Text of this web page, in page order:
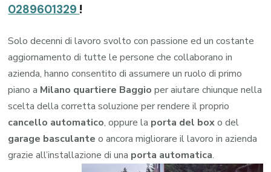
0289601329 !
Solo decenni di lavoro svolto con passione ed un costante
aggiornamento di tutte le persone che collaborano in
azienda, hanno consentito di assumere un ruolo di primo
piano a Milano quartiere Baggio per aiutare chiunque nella
scelta della corretta soluzione per rendere il proprio
cancello automatico, oppure la porta del boxo del
garage basculante o ancora migliorare il lavoro in azienda
grazie all’installazione di una porta automatica.